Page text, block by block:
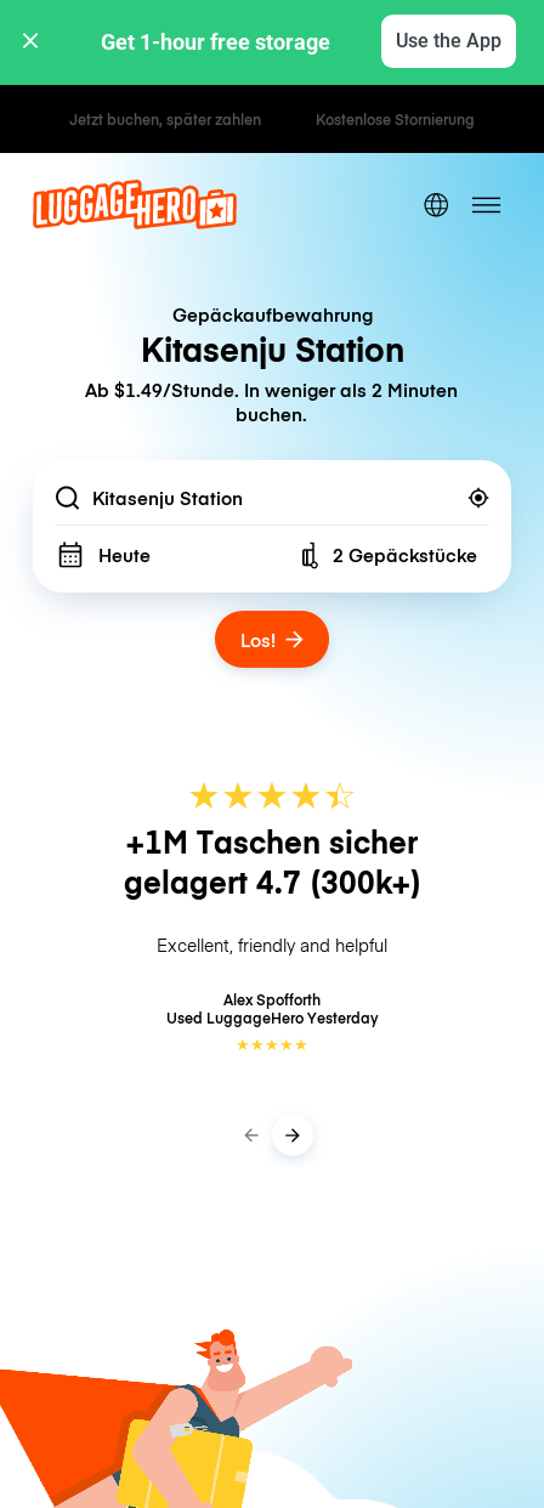
Get 1-hour free storage Use the App
Stunden- / Tagestarife
Gepäckaufbewahrung
Kitasenju Station
Ab $1.49/Stunde. In weniger als 2 Minuten
buchen.
Location
Heute Number of bags
2 Gepäckstücke
Los!
★★★★☆
★
+1M Taschen sicher
gelagert 4.7 (300k+)
Excellent, friendly and helpful
Alex Spofforth
Used LuggageHeroYesterday
★★★★★